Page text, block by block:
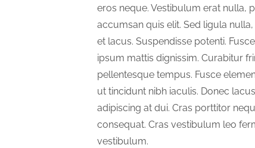
eros neque. Vestibulum erat nulla,
accumsan quis elit. Sed ligula
et lacus. Suspendisse potenti.
ipsum mattis dignissim. Curabitur
pellentesque tempus. Fusce
ut tincidunt nibh iaculis. Donec
adipiscing at dui. Cras porttitor
consequat. Cras vestibulum leo
vestibulum.